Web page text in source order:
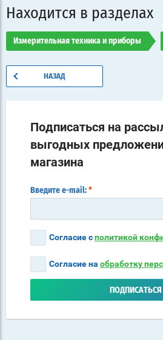
Находится в разделах
Измерительная техника и приборы
НАЗАД
Подписаться на
выгодных
магазина
Введите e-mail: *
Согласие сполитикой
Согласие на обработку
ПОДПИСАТЬСЯ